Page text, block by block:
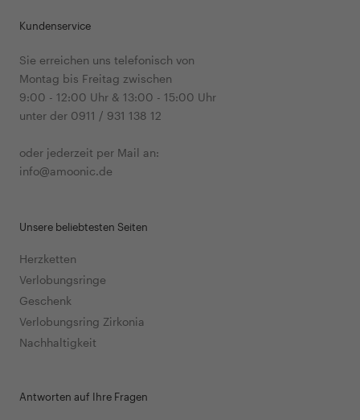
Kundenservice
Sie erreichen uns telefonisch von
Montag bis Freitag zwischen
9:00 - 12:00 Uhr & 13:00 - 15:00 Uhr
unter der 0911 / 931 138 12
oder jederzeit per Mail an:
info@amoonic.de
Unsere beliebtesten Seiten
Herzketten
Verlobungsringe
Geschenk
Verlobungsring Zirkonia
Nachhaltigkeit
Antworten auf Ihre Fragen